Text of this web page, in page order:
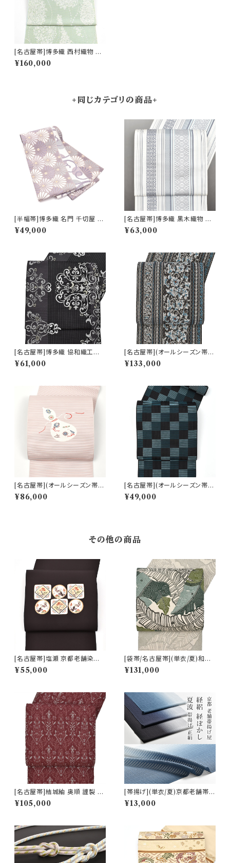
[名古屋帯]博多織 西村織物 謹
製 松毬唐花 九寸帯 正絹 日本
製(商品番号:19220)
¥160,000
+同じカテゴリの商品+
[半幅帯]博多織 名門 千切屋 謹
製 菊繋ぎ文様 リバーシブル 両
面柄 小袋 正絹 日本製(商品番
¥49,000
[名古屋帯]博多織 黒木織物 謹
製 献上独鈷 八寸帯 正絹 日本
製(商品番号:22108)
¥63,000
[名古屋帯]博多織 協和織工場
謹製 印度彩花文 八寸帯 正絹
日本製(商品番号:22103)
¥61,000
[名古屋帯](オールシーズン帯)
博多織 筑前織物 謹製 捩れ組織
八寸帯 正絹 日本製(商品番号:2
¥133,000
[名古屋帯](オールシーズン帯)
博多織 協和織工場 謹製 瓢箪
吉祥文 八寸帯 正絹 日本製(商
¥86,000
[名古屋帯](オールシーズン帯)
博多織 協和織工場 謹製 八寸帯
正絹 日本製(商品番号:22491)
¥49,000
その他の商品
[名古屋帯]塩瀬 京都老舗染屋
謹製 本加工染め 九寸帯 正絹
日本製(商品番号:22477)
¥55,000
[袋帯/名古屋帯](単衣/夏)和染
紅型 栗山吉三郎 謹製 芭蕉葉
本麻 日本製(商品番号:22388)
¥131,000
[名古屋帯]結城紬 奥順 謹製 型
紙捺染絣 装飾華文 八寸帯 正絹
日本製(商品番号:22496)
¥105,000
[帯揚げ](単衣/夏)京都老舗帯揚
げ屋 謹製 経絽 経ぼかし『夏波』
京丹後岩滝産 正絹 (商品番号:2
¥13,000